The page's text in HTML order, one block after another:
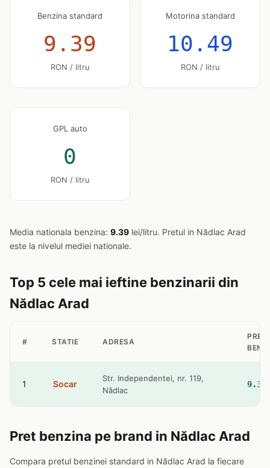
Benzina standard
9.39
RON / litru
Motorina standard
10.49
RON / litru
GPL auto
0
RON / litru
Media nationala benzina: 9.39 lei/litru. Pretul in Nădlac Arad
este la nivelul mediei nationale.
Top 5 cele mai ieftine benzinarii din
Nădlac Arad
# STATIE ADRESA
PRET
1 Socar
Str. Independentei, nr. 119,
Nădlac
Pret benzina pe brand in Nădlac Arad
Compara pretul benzinei standard in Nădlac Arad la fiecare